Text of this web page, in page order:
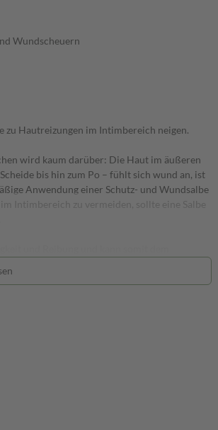
Wundscheuern
zu Hautreizungen im Intimbereich neigen.
wird kaum darüber: Die Haut im äußeren
bis hin zum Po – fühlt sich wund an, ist
Anwendung einer Schutz- und Wundsalbe
Intimbereich zu vermeiden, sollte eine Salbe
die u. a. hautfreundliche Öle und Wachse
wasserabweisenden Schutzfilm und lässt